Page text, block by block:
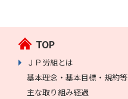
TOP
ＪＰ労組とは
基本理念・基本目標・規約等
主な取り組み経過